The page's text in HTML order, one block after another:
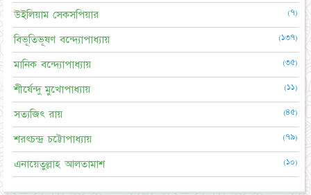
উইলিয়াম সেকসপিয়ার (৭)
বিভূতিভূষণ বন্দ্যোপাধ্যায় (১৩৭)
মানিক বন্দ্যোপাধ্যায় (৩৫)
শীর্ষেন্দু মুখোপাধ্যায় (১১)
সত্যজিৎ রায় (৪৫)
শরৎচন্দ্র চট্টোপাধ্যায় (৭৯)
এনায়েতুল্লাহ আলতামাশ (১০)